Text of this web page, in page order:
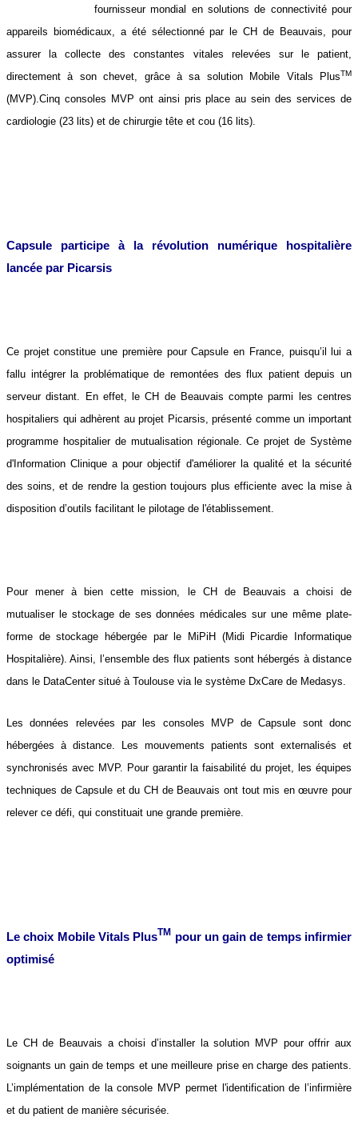
fournisseur mondial en solutions de connectivité pour
appareils biomédicaux, a été sélectionné par le CH de Beauvais, pour
assurer la collecte des constantes vitales relevées sur le patient,
directement à son chevet, grâce à sa solution Mobile Vitals PlusTM
(MVP).Cinq consoles MVP ont ainsi pris place au sein des services de
cardiologie (23 lits) et de chirurgie tête et cou (16 lits).
Capsule participe à la révolution numérique hospitalière
lancée par Picarsis
Ce projet constitue une première pour Capsule en France, puisqu’il lui a
fallu intégrer la problématique de remontées des flux patient depuis un
serveur distant. En effet, le CH de Beauvais compte parmi les centres
hospitaliers qui adhèrent au projet Picarsis, présenté comme un important
programme hospitalier de mutualisation régionale. Ce projet de Système
d'Information Clinique a pour objectif d'améliorer la qualité et la sécurité
des soins, et de rendre la gestion toujours plus efficiente avec la mise à
disposition d’outils facilitant le pilotage de l'établissement.
Pour mener à bien cette mission, le CH de Beauvais a choisi de
mutualiser le stockage de ses données médicales sur une même plate-
forme de stockage hébergée par le MiPiH (Midi Picardie Informatique
Hospitalière). Ainsi, l’ensemble des flux patients sont hébergés à distance
dans le DataCenter situé à Toulouse via le système DxCare de Medasys.
Les données relevées par les consoles MVP de Capsule sont donc
hébergées à distance. Les mouvements patients sont externalisés et
synchronisés avec MVP. Pour garantir la faisabilité du projet, les équipes
techniques de Capsule et du CH de Beauvais ont tout mis en œuvre pour
relever ce défi, qui constituait une grande première.
Le choix Mobile Vitals PlusTM pour un gain de temps infirmier
optimisé
Le CH de Beauvais a choisi d’installer la solution MVP pour offrir aux
soignants un gain de temps et une meilleure prise en charge des patients.
L’implémentation de la console MVP permet l'identification de l’infirmière
et du patient de manière sécurisée.